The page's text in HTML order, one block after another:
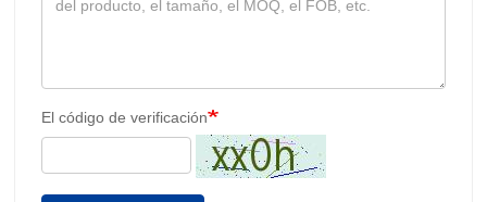
El código de verificación